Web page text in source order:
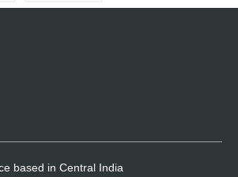
based in Central India